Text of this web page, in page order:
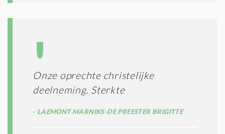
Onze oprechte christelijke
deelneming. Sterkte
LAEMONT MARNIKS-DE PREESTER BRIGITTE